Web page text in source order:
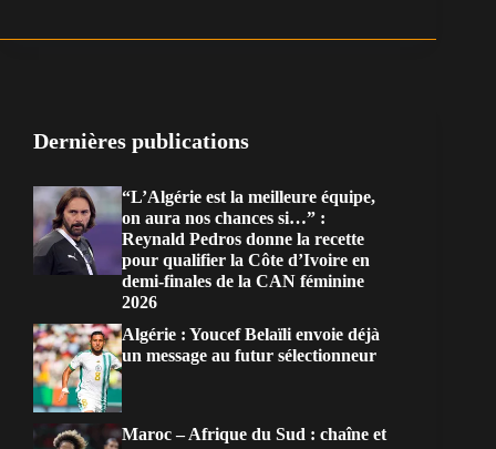
Dernières publications
“L’Algérie est la meilleure équipe,
on aura nos chances si…” :
Reynald Pedros donne la recette
pour qualifier la Côte d’Ivoire en
demi-finales de la CAN féminine
2026
Algérie : Youcef Belaïli envoie déjà
un message au futur sélectionneur
Maroc – Afrique du Sud : chaîne et